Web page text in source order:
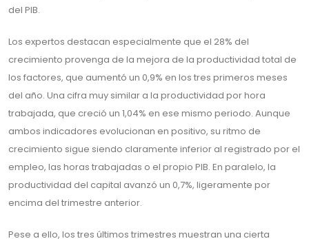
del PIB.
Los expertos destacan especialmente que el 28% del
crecimiento provenga de la mejora de la productividad total de
los factores, que aumentó un 0,9% en los tres primeros meses
del año. Una cifra muy similar a la productividad por hora
trabajada, que creció un 1,04% en ese mismo periodo. Aunque
ambos indicadores evolucionan en positivo, su ritmo de
crecimiento sigue siendo claramente inferior al registrado por el
empleo, las horas trabajadas o el propio PIB. En paralelo, la
productividad del capital avanzó un 0,7%, ligeramente por
encima del trimestre anterior.
Pese a ello, los tres últimos trimestres muestran una cierta